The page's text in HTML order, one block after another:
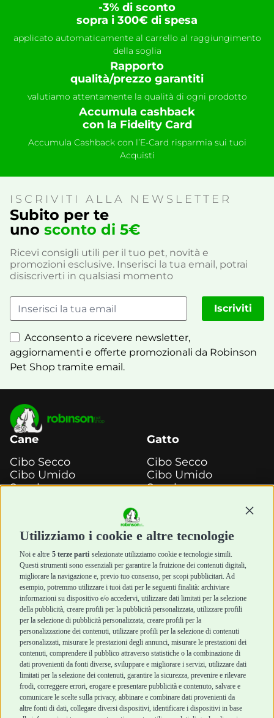
Utilizziamo i cookie e altre tecnologie
Noi e altre 5 terze parti selezionate utilizziamo cookie e tecnologie simili.
Questi strumenti sono essenziali per garantire la fruizione dei contenuti digitali,
migliorare la navigazione e, previo tuo consenso, per scopi pubblicitari. Ad
esempio, potremmo utilizzare i tuoi dati per le seguenti finalità: archiviare
informazioni su dispositivo e/o accedervi, utilizzare dati limitati per la selezione
della pubblicità, creare profili per la pubblicità personalizzata, utilizzare profili
per la selezione di pubblicità personalizzata, creare profili per la
personalizzazione dei contenuti, utilizzare profili per la selezione di contenuti
personalizzati, misurare le prestazioni degli annunci, misurare le prestazioni dei
contenuti, comprendere il pubblico attraverso statistiche o la combinazione di
dati provenienti da fonti diverse, sviluppare e migliorare i servizi, utilizzare dati
limitati per la selezione dei contenuti, garantire la sicurezza, prevenire e rilevare
frodi, correggere errori, erogare e presentare pubblicità e contenuto, salvare e
comunicare le scelte sulla privacy, abbinare e combinare dati provenienti da
altre fonti di dati, collegare diversi dispositivi, identificare i dispositivi in base
-3% di sconto
sopra i 300€ di spesa
applicato automaticamente al carrello al raggiungimento
della soglia
Rapporto
qualità/prezzo garantiti
valutiamo attentamente la qualità di ogni prodotto
Accumula cashback
con la Fidelity Card
Accumula Cashback con l’E-Card risparmia sui tuoi
Acquisti
ISCRIVITI ALLA NEWSLETTER
Subito per te
uno sconto di 5€
Ricevi consigli utili per il tuo pet, novità e
promozioni esclusive. Inserisci la tua email, potrai
disiscriverti in qualsiasi momento
Acconsento a ricevere newsletter,
aggiornamenti e offerte promozionali da Robinson
Pet Shop tramite email.
Iscriviti
Cane
Cibo Secco
Cibo Umido
Snack e
Igiene e Pulizia
Accessori
Cani Mini
Top Quality
Gatto
Cibo Secco
Cibo Umido
Snack e
Igiene e Pulizia
Accessori
Top Quality
Robinson Pet Shop
Chi siamo
Punti vendita
Marchi
Blog
Assistenza Robinson
Pet Shop
Offerte
Acquisti sicuri
Termini e condizioni
di vendita
Cashback
Metodi di
pagamento
Recesso e Reso
Spedizioni